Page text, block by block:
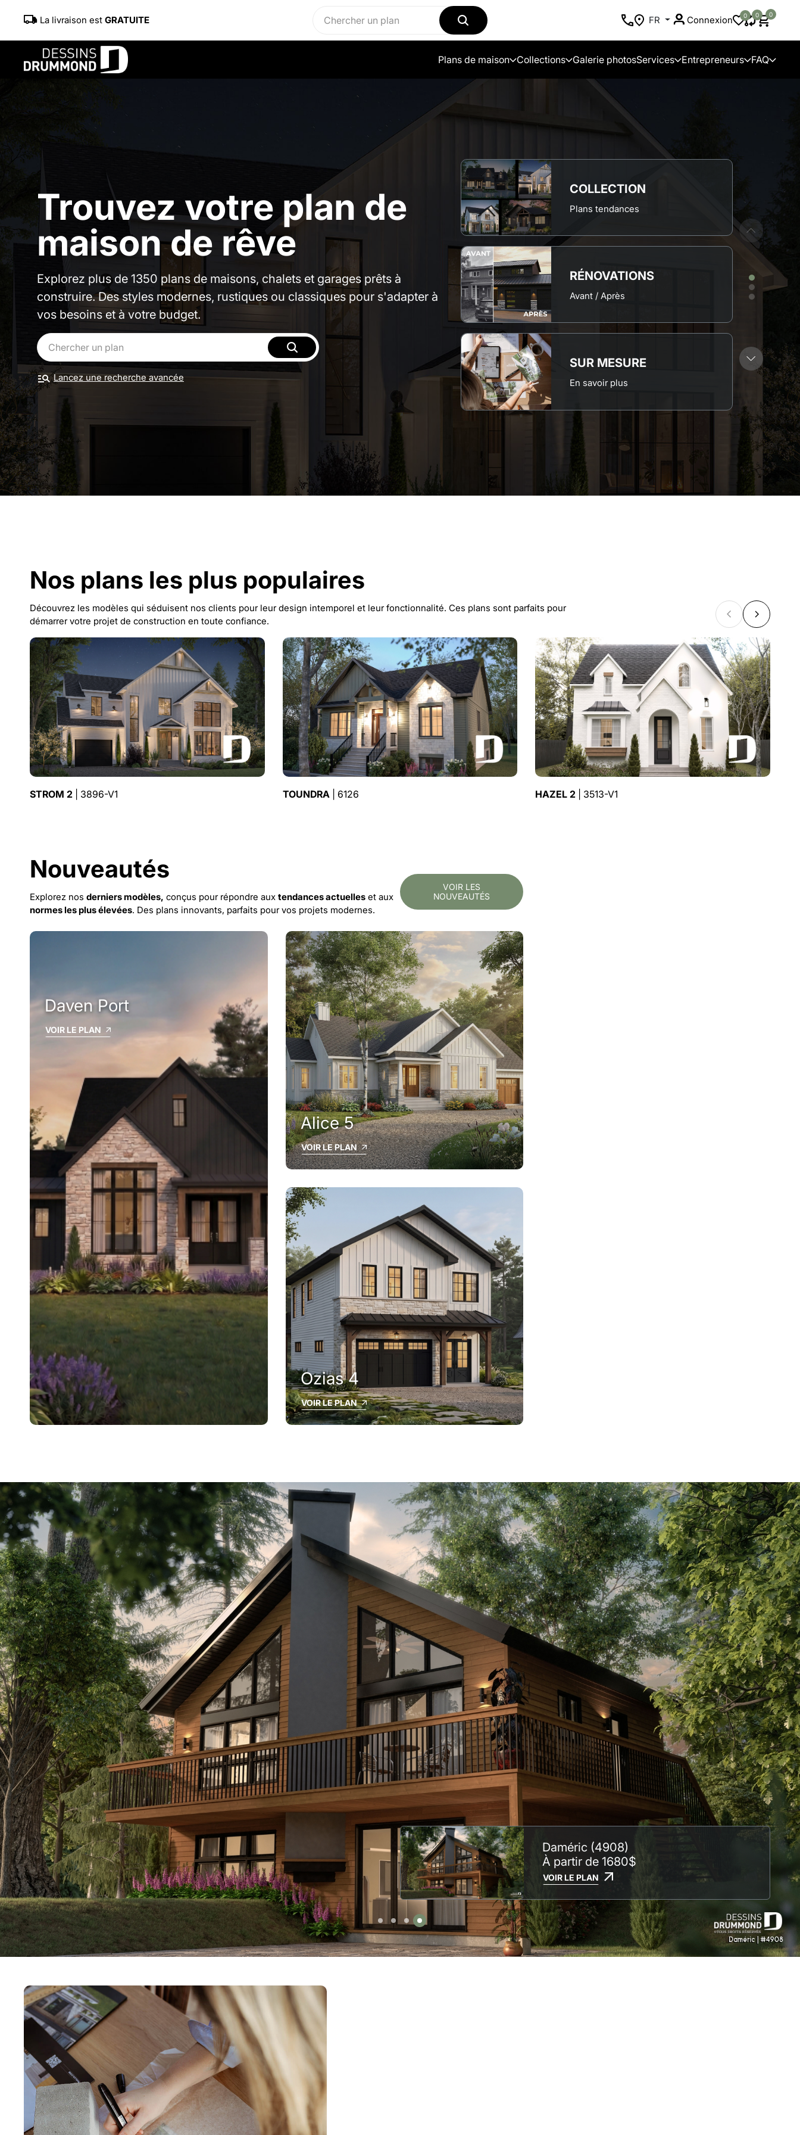
La livraison est GRATUITE FR Connexion 0 0 0
Plans de maison Collections Galerie photosServices Entrepreneurs FAQ
Trouvez votre plan de
maison de rêve
Explorez plus de 1350 plans de maisons, chalets et garages prêts à
construire. Des styles modernes, rustiques ou classiques pour s'adapter à
vos besoins et à votre budget.
Lancez une recherche avancée
COLLECTION
Plans tendances
RÉNOVATIONS
Avant / Après
SUR MESURE
En savoir plus
COLLECTION
Moins de 350,000$
Nos plans les plus populaires
Découvrez les modèles qui séduisent nos clients pour leur design intemporel et leur fonctionnalité. Ces plans sont parfaits pour
démarrer votre projet de construction en toute confiance.
STROM 2 | 3896-V1 TOUNDRA | 6126 HAZEL 2 | 3513-V1
Nouveautés
Explorez nos derniers modèles, conçus pour répondre aux tendances actuelles et aux
normes les plus élevées. Des plans innovants, parfaits pour vos projets modernes.
VOIR LES
NOUVEAUTÉS
Daven Port
VOIR LE PLAN
Alice 5
VOIR LE PLAN
Ozias 4
VOIR LE PLAN
Daméric (4908)
À partir de 1680$